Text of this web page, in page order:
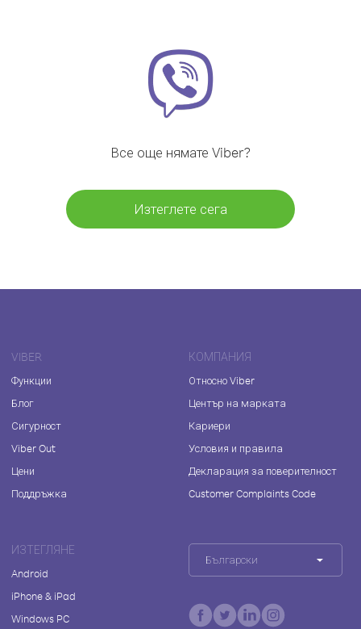
Все още нямате Viber?
Изтеглете сега
VIBER
Функции
Блог
Сигурност
Viber Out
Цени
Поддръжка
КОМПАНИЯ
Относно Viber
Център на марката
Кариери
Условия и правила
Декларация за поверителност
Customer Complaints Code
ИЗТЕГЛЯНЕ
Android
iPhone & iPad
Windows PC
Български